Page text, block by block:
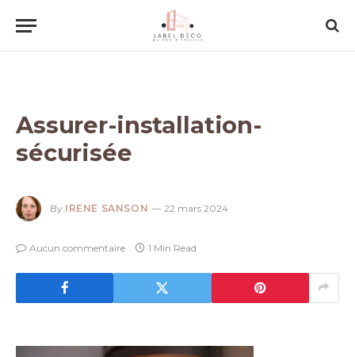
Assurer-installation-
sécurisée
By IRENE SANSON 22 mars 2024
Aucun commentaire 1 Min Read